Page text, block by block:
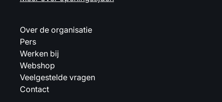
Over de organisatie
Pers
Werken bij
Webshop
Veelgestelde vragen
Contact